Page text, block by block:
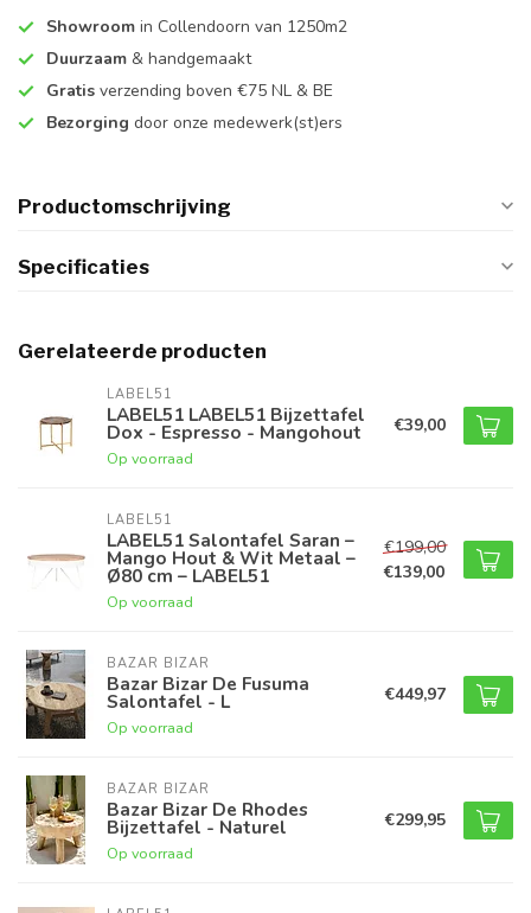
Showroom in Collendoorn van 1250m2
Duurzaam & handgemaakt
Gratis verzending boven €75 NL & BE
Bezorging door onze medewerk(st)ers
Productomschrijving
Specificaties
Gerelateerde producten
LABEL51
LABEL51 LABEL51 Bijzettafel
Dox - Espresso - Mangohout
Op voorraad
€39,00
LABEL51
LABEL51 Salontafel Saran –
Mango Hout & Wit Metaal –
Ø80 cm – LABEL51
Op voorraad
€199,00
€139,00
BAZAR BIZAR
Bazar Bizar De Fusuma
Salontafel - L
Op voorraad
€449,97
BAZAR BIZAR
Bazar Bizar De Rhodes
Bijzettafel - Naturel
Op voorraad
€299,95